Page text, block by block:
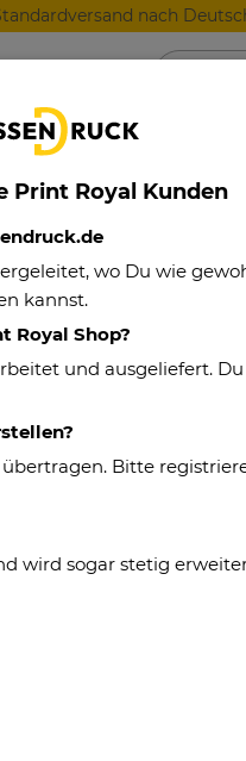
nach
beste - Ihr Beruf - aus
Tasse
- Ihr Beruf
Artikelnummer:
Füllmenge:
Royal Kunden
wo Du wie
kannst.
Royal Shop?
und ausgeliefert.
Bitte
wird sogar stetig